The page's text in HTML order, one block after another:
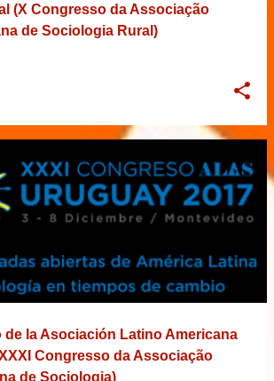
(X Congresso da Associação
de Sociologia Rural)
de la Asociación Latino Americana
Congresso da Associação
de Sociologia)